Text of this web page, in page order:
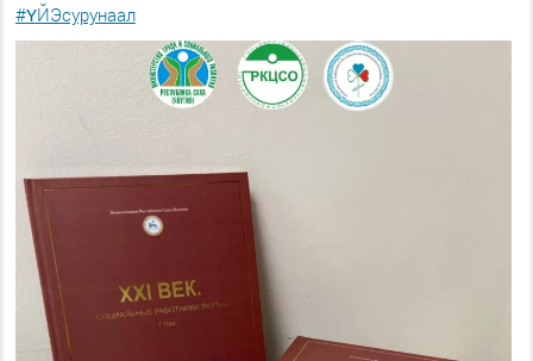
#ҮЙЭсурунаал